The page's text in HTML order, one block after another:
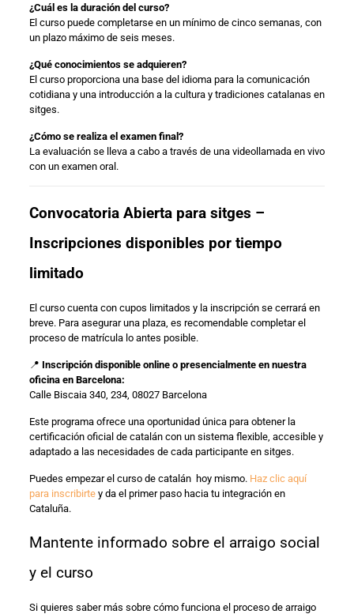
¿Cuál es la duración del curso?
El curso puede completarse en un mínimo de cinco semanas, con
un plazo máximo de seis meses.
¿Qué conocimientos se adquieren?
El curso proporciona una base del idioma para la comunicación
cotidiana y una introducción a la cultura y tradiciones catalanas en
sitges.
¿Cómo se realiza el examen final?
La evaluación se lleva a cabo a través de una videollamada en vivo
con un examen oral.
Convocatoria Abierta para sitges –
Inscripciones disponibles por tiempo
limitado
El curso cuenta con cupos limitados y la inscripción se cerrará en
breve. Para asegurar una plaza, es recomendable completar el
proceso de matrícula lo antes posible.
📍 Inscripción disponible online o presencialmente en nuestra
oficina en Barcelona:
Calle Biscaia 340, 234, 08027 Barcelona
Este programa ofrece una oportunidad única para obtener la
certificación oficial de catalán con un sistema flexible, accesible y
adaptado a las necesidades de cada participante en sitges.
Puedes empezar el curso de catalán hoy mismo. Haz clic aquí
para inscribirtey da el primer paso hacia tu integración en
Cataluña.
Mantente informado sobre el arraigo social
y el curso
Si quieres saber más sobre cómo funciona el proceso de arraigo